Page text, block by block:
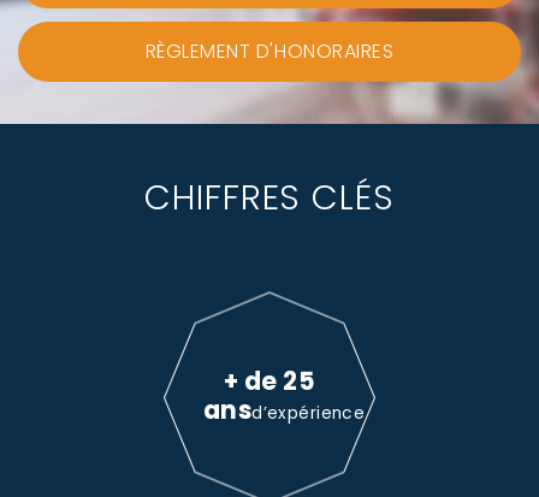
RÈGLEMENT D'HONORAIRES
CHIFFRES CLÉS
+ de 25
ansd’expérience